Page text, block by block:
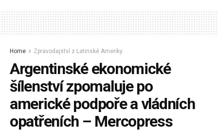
Home Zpravodajství z Latinské Ameriky
Argentinské ekonomické
šílenství zpomaluje po
americké podpoře a vládních
opatřeních – Mercopress